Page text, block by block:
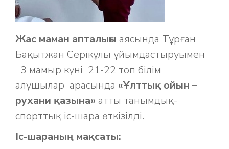
Жас маман апталығы аясында Тұрған
Бақытжан Серікұлы ұйымдастыруымен
3 мамыр күні 21-22 топ білім
алушылар арасында «Ұлттық ойын –
рухани қазына» атты танымдық-
спорттық іс-шара өткізілді.
Іс-шараның мақсаты: